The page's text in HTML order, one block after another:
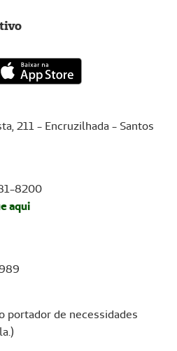
211 - Encruzilhada - Santos
8200
aqui
portador de necessidades